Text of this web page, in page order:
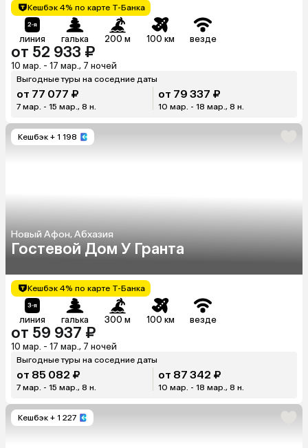
Кешбэк 4% по карте Т-Банка
линия галька 200 м 100 км везде
от 52 933 ₽
10 мар. - 17 мар., 7 ночей
Выгодные туры на соседние даты
от 77 077 ₽
7 мар. - 15 мар., 8 н.
от 79 337 ₽
10 мар. - 18 мар., 8 н.
Кешбэк + 1 198
Новый Афон, Абхазия
Гостевой Дом У Гранта
Кешбэк 4% по карте Т-Банка
линия галька 300 м 100 км везде
от 59 937 ₽
10 мар. - 17 мар., 7 ночей
Выгодные туры на соседние даты
от 85 082 ₽
7 мар. - 15 мар., 8 н.
от 87 342 ₽
10 мар. - 18 мар., 8 н.
Кешбэк + 1 227